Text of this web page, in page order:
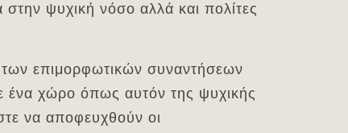
ψυχική νόσο αλλά και πολίτες
επιμορφωτικών συναντήσεων
ένα χώρο όπως αυτόν της ψυχικής
να αποφευχθούν οι